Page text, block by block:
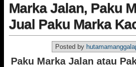
Marka Jalan, Paku
Jual Paku Marka
Posted by
Paku Marka Jalan atau